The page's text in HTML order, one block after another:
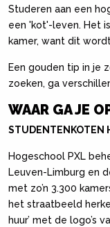
Studeren aan een
een 'kot'-leven. Het
kamer, want dit
Een gouden tip in je
zoeken, ga
WAAR GA JE
STUDENTENKOTEN
Hogeschool PXL
Leuven-Limburg en
met zo’n 3.300
het straatbeeld
huur’ met de logo’s